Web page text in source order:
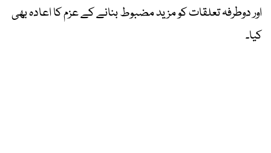
اور دوطرفہ تعلقات کو مزید مضبوط بنانے کے عزم کا اعادہ بھی
کیا۔